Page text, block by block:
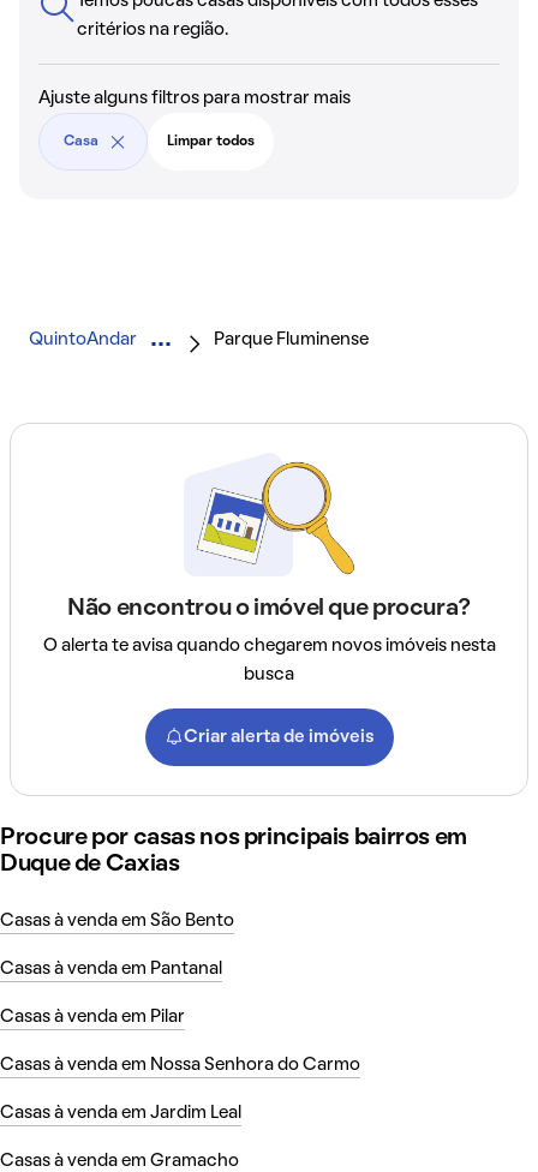
critérios na região.
Ajuste alguns filtros para mostrar mais
Casa Limpar todos
QuintoAndar Parque Fluminense
Não encontrou o imóvel que procura?
O alerta te avisa quando chegarem novos imóveis nesta
busca
Criar alerta de imóveis
Procure por casas nos principais bairros em
Duque de Caxias
Casas à venda em São Bento
Casas à venda em Pantanal
Casas à venda em Pilar
Casas à venda em Nossa Senhora do Carmo
Casas à venda em Jardim Leal
Casas à venda em Gramacho